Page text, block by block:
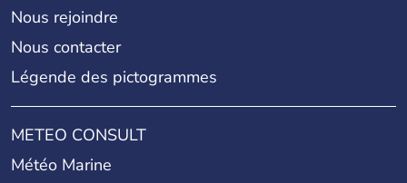
Nous rejoindre
Nous contacter
Légende des pictogrammes
METEO CONSULT
Météo Marine